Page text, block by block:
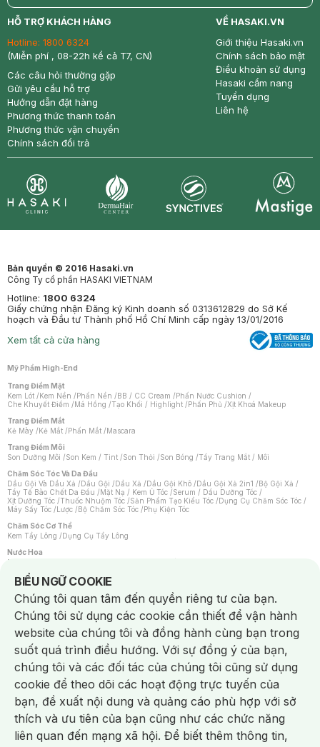
return nowfree price
HỖ TRỢ KHÁCH HÀNG
Hotline: 1800 6324
(Miễn phí , 08-22h kể cả T7, CN)
Các câu hỏi thường gặp
Gửi yêu cầu hỗ trợ
Hướng dẫn đặt hàng
Phương thức thanh toán
Phương thức vận chuyển
Chính sách đổi trả
VỀ HASAKI.VN
Giới thiệu Hasaki.vn
Chính sách bảo mật
Điều khoản sử dụng
Hasaki cẩm nang
Tuyển dụng
Liên hệ
Bản quyền © 2016 Hasaki.vn
Công Ty cổ phần HASAKI VIETNAM
Hotline: 1800 6324
Giấy chứng nhận Đăng ký Kinh doanh số 0313612829 do Sở Kế
hoạch và Đầu tư Thành phố Hồ Chí Minh cấp ngày 13/01/2016
Xem tất cả cửa hàng
Mỹ Phẩm High-End
Trang Điểm Mặt
Kem Lót /Kem Nền /Phấn Nền /BB / CC Cream /Phấn Nước Cushion /
Che Khuyết Điểm /Má Hồng /Tạo Khối / Highlight /Phấn Phủ /Xịt Khoá Makeup
Trang Điểm Mắt
Kẻ Mày /Kẻ Mắt /Phấn Mắt /Mascara
Trang Điểm Môi
Son Dưỡng Môi /Son Kem / Tint /Son Thỏi /Son Bóng /Tẩy Trang Mắt / Môi
Chăm Sóc Tóc Và Da Đầu
Dầu Gội Và Dầu Xả /Dầu Gội /Dầu Xả /Dầu Gội Khô /Dầu Gội Xả 2in1 /Bộ Gội Xả /
Tẩy Tế Bào Chết Da Đầu /Mặt Nạ / Kem Ủ Tóc /Serum / Dầu Dưỡng Tóc /
Xịt Dưỡng Tóc /Thuốc Nhuộm Tóc /Sản Phẩm Tạo Kiểu Tóc /Dụng Cụ Chăm Sóc Tóc /
Máy Sấy Tóc /Lược /Bộ Chăm Sóc Tóc /Phụ Kiện Tóc
Chăm Sóc Cơ Thể
Kem Tẩy Lông /Dụng Cụ Tẩy Lông
Nước Hoa
Nước Hoa Nữ
Chăm Sóc Cá Nhân
Chống Muỗi /Khẩu Trang /Máy Massage/Mặt Nạ Xông Hơi /Nước Rửa Tay/
Sản Phẩm Chăm Sóc Khác /Bàn Chải Đánh Răng /Bàn Chải Điện/
Hỗ Trợ Trắng Răng/Kem Đánh Răng /Máy Tăm Nước/ Nước Súc Miệng/
Tăm / Chỉ Nha Khoa/ Xịt Thơm Miệng / Dung Dịch Vệ Sinh/Dưỡng Vùng Kín/
Khăn Ướt Vệ Sinh Vùng Kín/Băng Vệ Sinh/Tampon/Bọt Cạo Râu /Dao Cạo Râu/
Máy Cạo Râu
Vấn Đề Về Da
Da Dầu / Lỗ Chân Lông To/ Da Khô / Mất Nước/ Da Lão Hóa/ Da Mụn/
Da Nhạy Cảm / Kích Ứng
Da Xỉn Màu Thâm / Nám / Tàn Nhang
Quầng Thâm & Bọng Mắt /Sẹo /Viêm Da Cơ Địa
Dụng Cụ / Phụ Kiện Chăm Sóc Da
Bông Tẩy Trang
Khăn Lau Mặt Khô Dụng Cụ / Máy Rửa Mặt Máy Chăm Sóc Da
Dụng Cụ Chăm Sóc Khác
BIỂU NGỮ COOKIE
Notice about cookies usage
Chúng tôi quan tâm đến quyền riêng tư của bạn.
Chúng tôi sử dụng các cookie cần thiết để vận hành
website của chúng tôi và đồng hành cùng bạn trong
suốt quá trình điều hướng. Với sự đồng ý của bạn,
chúng tôi và các đối tác của chúng tôi cũng sử dụng
cookie để theo dõi các hoạt động trực tuyến của
bạn, đề xuất nội dung và quảng cáo phù hợp với sở
thích và ưu tiên của bạn cũng như các chức năng
liên quan đến mạng xã hội. Để biết thêm thông tin,